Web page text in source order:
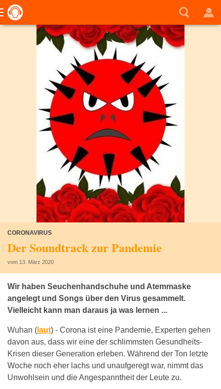
CORONAVIRUS
Der Soundtrack zur Pandemie
vom 13. März 2020
Wir haben Seuchenhandschuhe und Atemmaske
angelegt und Songs über den Virus gesammelt.
Vielleicht kann man daraus ja was lernen ...
Wuhan ( laut) - Corona ist eine Pandemie, Experten gehen
davon aus, dass wir eine der schlimmsten Gesundheits-
Krisen dieser Generation erleben. Während der Ton letzte
Woche noch eher lachs und unaufgeregt war, nimmt das
Unwohlsein und die Angespanntheit der Leute zu.